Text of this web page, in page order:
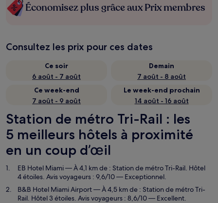
Économisez plus grâce aux Prix membres
Consultez les prix pour ces dates
Ce soir
6 août - 7 août
Demain
7 août - 8 août
Ce week-end
7 août - 9 août
Le week-end prochain
14 août - 16 août
Station de métro Tri-Rail : les
5 meilleurs hôtels à proximité
en un coup d’œil
EB Hotel Miami— À 4,1 km de : Station de métro Tri-Rail. Hôtel
4 étoiles. Avis voyageurs : 9,6/10 — Exceptionnel.
B&B Hotel Miami Airport— À 4,5 km de : Station de métro Tri-
Rail. Hôtel 3 étoiles. Avis voyageurs : 8,6/10 — Excellent.